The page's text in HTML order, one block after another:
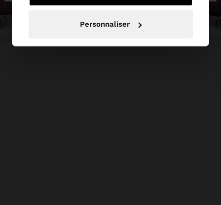
Personnaliser